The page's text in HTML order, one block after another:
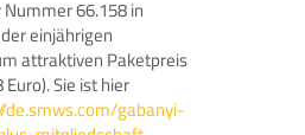
66.158 in
einjährigen
attraktiven Paketpreis
Sie ist hier
de.smws.com/gabanyi-